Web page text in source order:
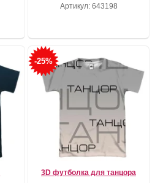
Артикул: 643198
-25%
3D футболка для танцора